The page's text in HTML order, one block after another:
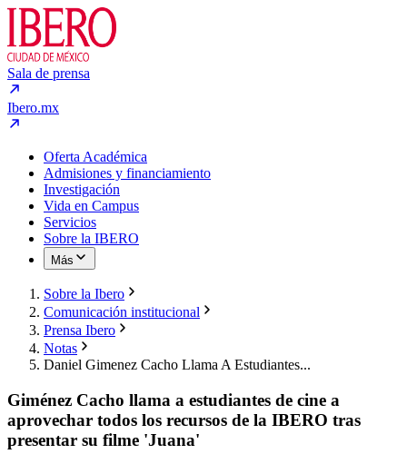
Sala de prensa
Ibero.mx
Oferta Académica
Admisiones y financiamiento
Investigación
Vida en Campus
Servicios
Sobre la IBERO
Más
Sobre la Ibero
Comunicación institucional
Prensa Ibero
Notas
Daniel Gimenez Cacho Llama A Estudiantes...
Giménez Cacho llama a estudiantes de cine a
aprovechar todos los recursos de la IBERO tras
presentar su filme 'Juana'